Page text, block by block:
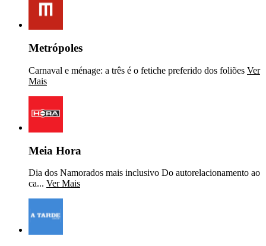
Metrópoles
Carnaval e ménage: a três é o fetiche preferido dos foliões Ver
Mais
Meia Hora
Dia dos Namorados mais inclusivo Do autorelacionamento ao
ca... Ver Mais